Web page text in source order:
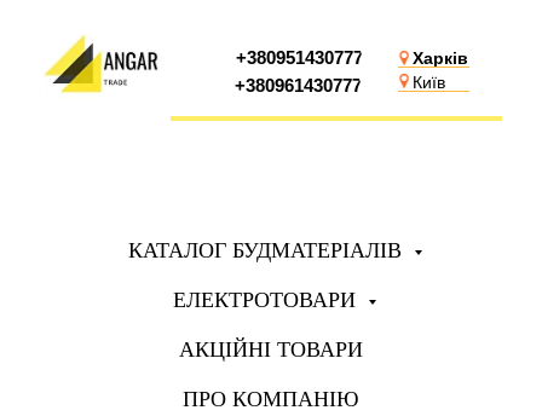
+380961430777
+380951430777
Харків
Київ
КАТАЛОГ БУДМАТЕРІАЛІВ
ЕЛЕКТРОТОВАРИ
АКЦІЙНІ ТОВАРИ
ПРО КОМПАНІЮ